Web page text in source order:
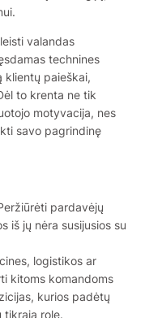
valandas
technines
klientų paieškai,
to krenta ne tik
motyvacija, nes
savo pagrindinę
pardavėjų
iš jų nėra susijusios su
logistikos ar
kitoms komandoms
kurios padėtų
tikrąją rolę.